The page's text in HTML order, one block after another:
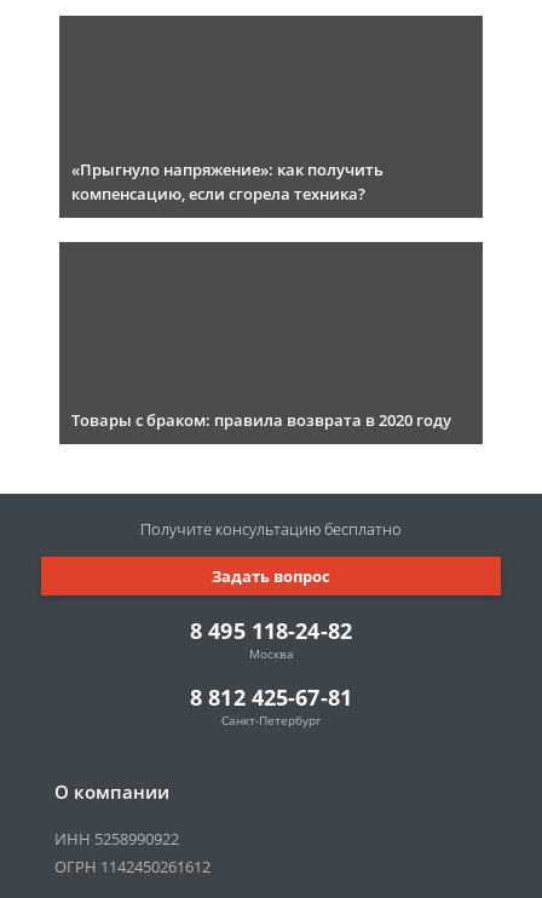
«Прыгнуло напряжение»: как получить
компенсацию, если сгорела техника?
Товары с браком: правила возврата в 2020 году
О компании
ИНН 5258990922
ОГРН 1142450261612
8 495 118-24-82
Москва
8 812 425-67-81
Санкт-Петербург
Задать вопрос
Получите консультациюбесплатно